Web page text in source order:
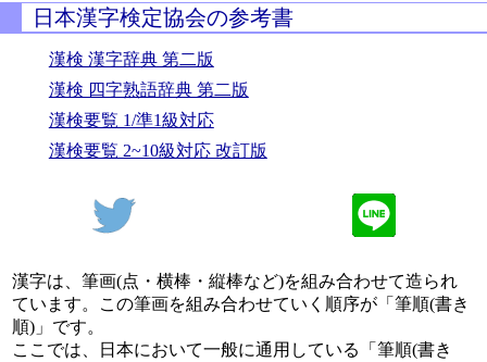
日本漢字検定協会の参考書
漢検 漢字辞典 第二版
漢検 四字熟語辞典 第二版
漢検要覧 1/準1級対応
漢検要覧 2~10級対応 改訂版
漢字は、筆画(点・横棒・縦棒など)を組み合わせて造られ
ています。この筆画を組み合わせていく順序が「筆順(書き
順)」です。
ここでは、日本において一般に通用している「筆順(書き